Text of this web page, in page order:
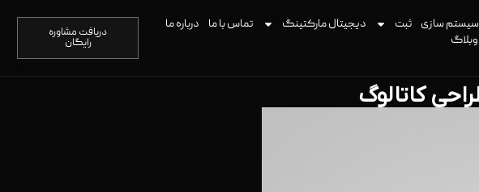
سیستم سازی ثبت دیجیتال مارکتینگ تماس با ما
درباره ما
وبلاگ
دریافت مشاوره
رایگان